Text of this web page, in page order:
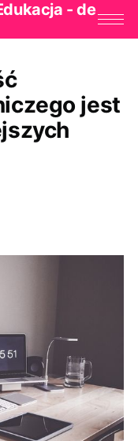
- de
jest